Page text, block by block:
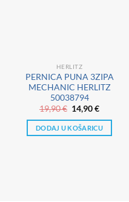
HERLITZ
PERNICA PUNA 3ZIPA
MECHANIC HERLITZ
50038794
19,90€ Izvorna
cijena
bila
je:
14,90€Trenutna
je:
14,90 €.
DODAJ U KOŠARICU